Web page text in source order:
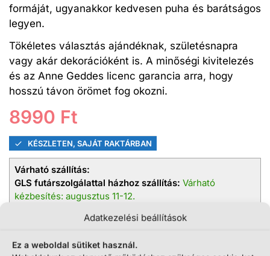
Adatkezelési beállítások
Ez a weboldal sütiket használ.
formáját, ugyanakkor kedvesen puha és barátságos
legyen.
Tökéletes választás ajándéknak, születésnapra
vagy akár dekorációként is. A minőségi kivitelezés
és az Anne Geddes licenc garancia arra, hogy
hosszú távon örömet fog okozni.
8990 Ft
KÉSZLETEN, SAJÁT RAKTÁRBAN
Várható szállítás:
GLS futárszolgálattal házhoz szállítás: Várható
kézbesítés: augusztus 11-12.
kézbesítés: augusztus 11-14.
kézbesítés: augusztus 11-13.